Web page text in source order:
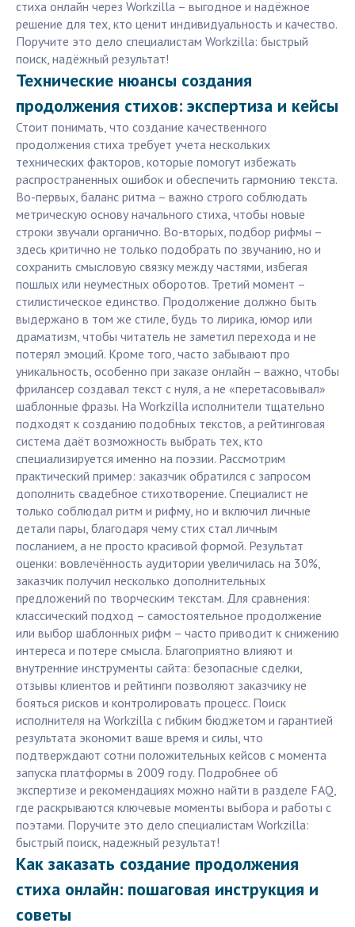
стиха онлайн через Workzilla – выгодное и надёжное
решение для тех, кто ценит индивидуальность и качество.
Поручите это дело специалистам Workzilla: быстрый
поиск, надёжный результат!
Технические нюансы создания
продолжения стихов: экспертиза и кейсы
Стоит понимать, что создание качественного
продолжения стиха требует учета нескольких
технических факторов, которые помогут избежать
распространенных ошибок и обеспечить гармонию текста.
Во-первых, баланс ритма – важно строго соблюдать
метрическую основу начального стиха, чтобы новые
строки звучали органично. Во-вторых, подбор рифмы –
здесь критично не только подобрать по звучанию, но и
сохранить смысловую связку между частями, избегая
пошлых или неуместных оборотов. Третий момент –
стилистическое единство. Продолжение должно быть
выдержано в том же стиле, будь то лирика, юмор или
драматизм, чтобы читатель не заметил перехода и не
потерял эмоций. Кроме того, часто забывают про
уникальность, особенно при заказе онлайн – важно, чтобы
фрилансер создавал текст с нуля, а не «перетасовывал»
шаблонные фразы. На Workzilla исполнители тщательно
подходят к созданию подобных текстов, а рейтинговая
система даёт возможность выбрать тех, кто
специализируется именно на поэзии. Рассмотрим
практический пример: заказчик обратился с запросом
дополнить свадебное стихотворение. Специалист не
только соблюдал ритм и рифму, но и включил личные
детали пары, благодаря чему стих стал личным
посланием, а не просто красивой формой. Результат
оценки: вовлечённость аудитории увеличилась на 30%,
заказчик получил несколько дополнительных
предложений по творческим текстам. Для сравнения:
классический подход – самостоятельное продолжение
или выбор шаблонных рифм – часто приводит к снижению
интереса и потере смысла. Благоприятно влияют и
внутренние инструменты сайта: безопасные сделки,
отзывы клиентов и рейтинги позволяют заказчику не
бояться рисков и контролировать процесс. Поиск
исполнителя на Workzilla с гибким бюджетом и гарантией
результата экономит ваше время и силы, что
подтверждают сотни положительных кейсов с момента
запуска платформы в 2009 году. Подробнее об
экспертизе и рекомендациях можно найти в разделе FAQ,
где раскрываются ключевые моменты выбора и работы с
поэтами. Поручите это дело специалистам Workzilla:
быстрый поиск, надежный результат!
Как заказать создание продолжения
стиха онлайн: пошаговая инструкция и
советы